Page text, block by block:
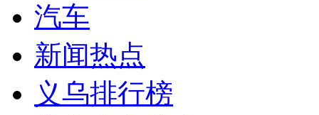
汽车
新闻热点
义乌排行榜